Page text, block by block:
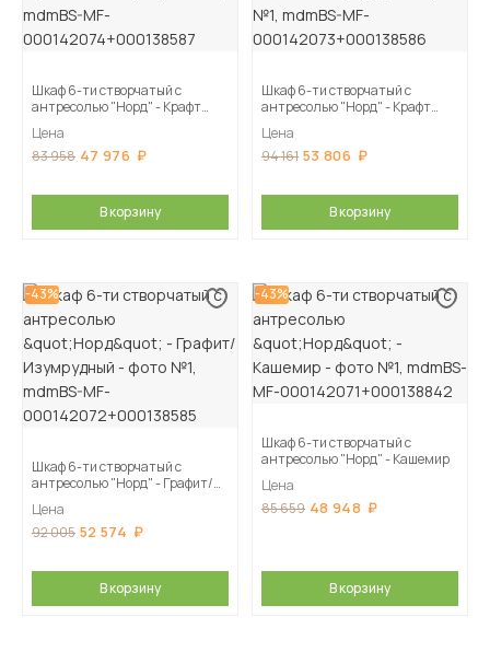
Шкаф 6-ти створчатый с
антресолью "Норд" - Крафт
Цена
83 958 47 976
В корзину
Шкаф 6-ти створчатый с
антресолью "Норд" - Крафт
Цена
94 161 53 806
В корзину
-43%
Шкаф 6-ти створчатый с
антресолью "Норд" - Графит/
Цена
92 005 52 574
В корзину
-43%
Шкаф 6-ти створчатый с
антресолью "Норд" - Кашемир
Цена
85 659 48 948
В корзину